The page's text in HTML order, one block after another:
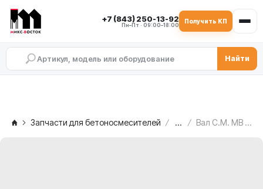
+7 (843) 250-13-92
Пн–Пт · 09:00–18:00
Получить КП
Найти
Запчасти для бетоносмесителей ... Вал C.M. MB 2500, 2.008.10.009